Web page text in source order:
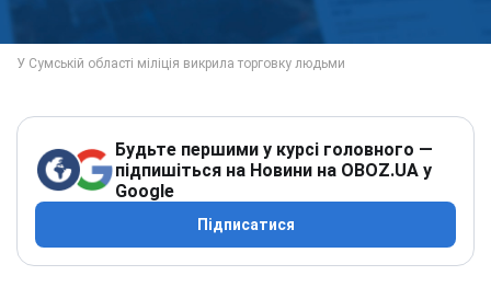
Будьте першими у курсі головного —
підпишіться на Новини на OBOZ.UA у
Google
Підписатися